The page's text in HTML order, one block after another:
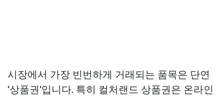
시장에서 가장 빈번하게 거래되는 품목은 단연
'상품권'입니다. 특히 컬처랜드 상품권은 온라인